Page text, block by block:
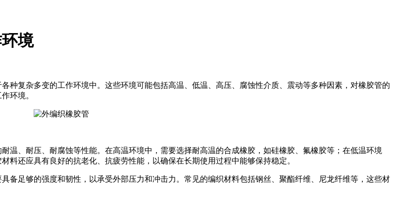
境
种复杂多变的工作环境中。这些环境可能包括高温、低温、高压、腐蚀性介质、震动等多种因素，对橡胶管的
环境。
温、耐压、耐腐蚀等性能。在高温环境中，需要选择耐高温的合成橡胶，如硅橡胶、氟橡胶等；在低温环境
还应具有良好的抗老化、抗疲劳性能，以确保在长期使用过程中能够保持稳定。
备足够的强度和韧性，以承受外部压力和冲击力。常见的编织材料包括钢丝、聚酯纤维、尼龙纤维等，这些材